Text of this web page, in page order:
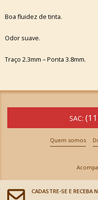
Boa fluidez de tinta.
Odor suave.
Traço 2.3mm – Ponta 3.8mm.
SAC:
Quem somos
CADASTRE-SE E RECEBA